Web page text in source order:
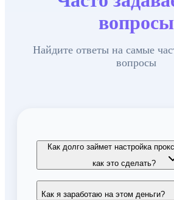
вопросы
Найдите ответы на самые
вопросы
Как долго займет настройка
как это сделать?
Как я заработаю на этом деньги?